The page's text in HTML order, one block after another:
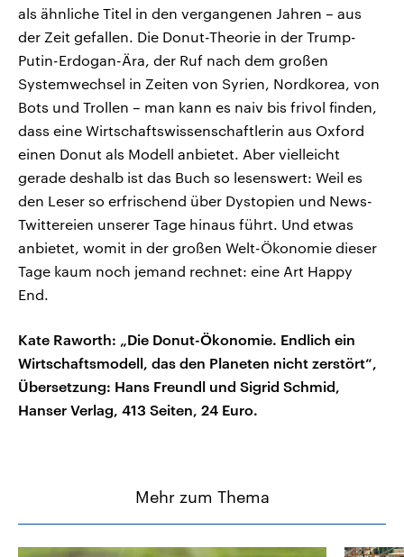
als ähnliche Titel in den vergangenen Jahren – aus
der Zeit gefallen. Die Donut-Theorie in der Trump-
Putin-Erdogan-Ära, der Ruf nach dem großen
Systemwechsel in Zeiten von Syrien, Nordkorea, von
Bots und Trollen – man kann es naiv bis frivol finden,
dass eine Wirtschaftswissenschaftlerin aus Oxford
einen Donut als Modell anbietet. Aber vielleicht
gerade deshalb ist das Buch so lesenswert: Weil es
den Leser so erfrischend über Dystopien und News-
Twittereien unserer Tage hinaus führt. Und etwas
anbietet, womit in der großen Welt-Ökonomie dieser
Tage kaum noch jemand rechnet: eine Art Happy
End.
Kate Raworth: „Die Donut-Ökonomie. Endlich ein
Wirtschaftsmodell, das den Planeten nicht zerstört“,
Übersetzung: Hans Freundl und Sigrid Schmid,
Hanser Verlag, 413 Seiten, 24 Euro.
Mehr zum Thema